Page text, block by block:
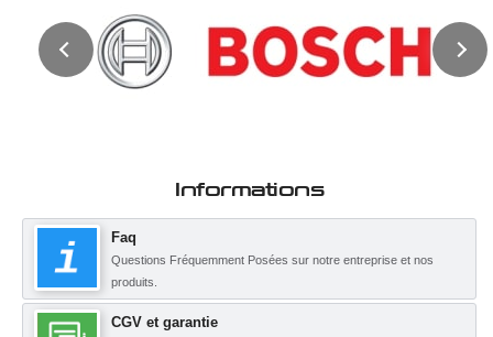
Informations
Faq
Questions Fréquemment Posées sur notre entreprise et nos
produits.
CGV et garantie